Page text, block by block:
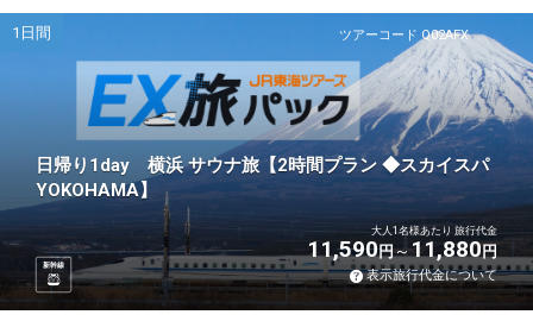
ツアーコード Q02AFX
1日間
日帰り1day 横浜 サウナ旅【2時間プラン ◆スカイスパ
YOKOHAMA】
新幹線
大人1名様あたり 旅行代金
11,590円 11,880円
表示旅行代金について